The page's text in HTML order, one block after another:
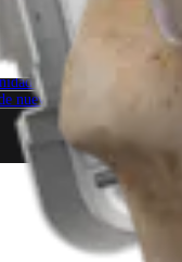
educativas
nuevo en Arthrex?